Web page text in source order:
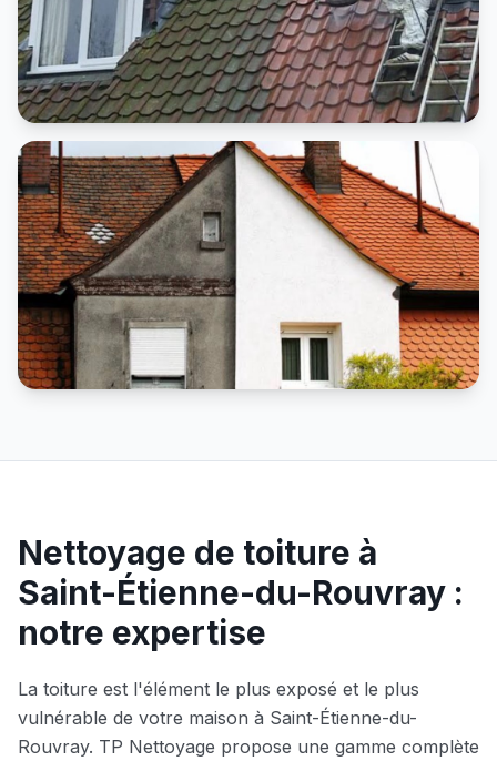
Nettoyage de toiture à
Saint-Étienne-du-Rouvray :
notre expertise
La toiture est l'élément le plus exposé et le plus
vulnérable de votre maison à Saint-Étienne-du-
Rouvray. TP Nettoyage propose une gamme complète